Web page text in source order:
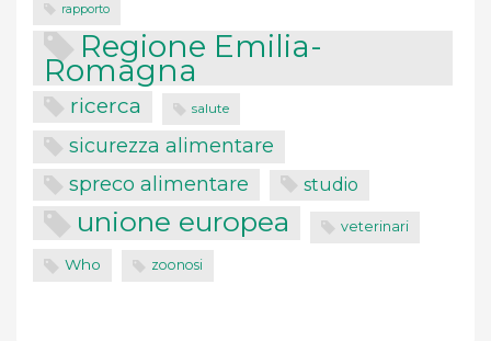
rapporto
Regione Emilia-
Romagna
ricerca salute
sicurezza alimentare
spreco alimentare studio
unione europea veterinari
Who zoonosi